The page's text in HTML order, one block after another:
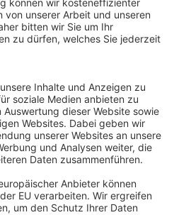
geltend gemacht werden
Senatsverwaltung für
DE 114236103
Körperschaft befreit
§5 I 9 KStg. unter der